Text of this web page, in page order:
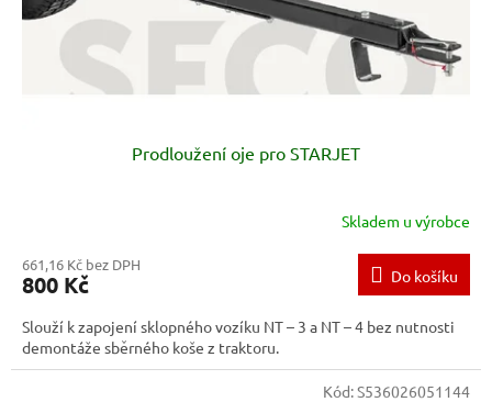
Prodloužení oje pro STARJET
Skladem u výrobce
661,16 Kč bez DPH
800 Kč Do košíku
Slouží k zapojení sklopného vozíku NT – 3 a NT – 4 bez nutnosti
demontáže sběrného koše z traktoru.
Kód:S536026051144